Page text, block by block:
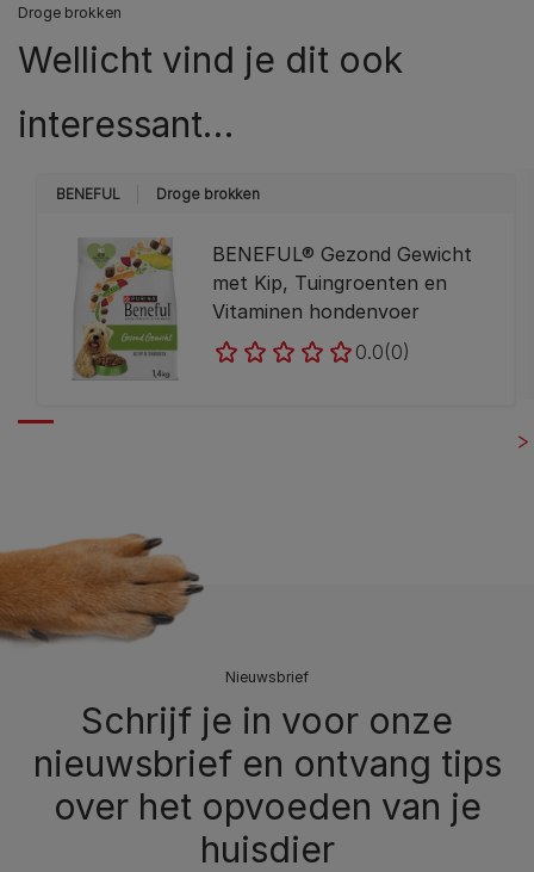
Droge brokken
Wellicht vind je dit ook
interessant…
BENEFUL Droge brokken
BENEFUL® Gezond Gewicht
met Kip, Tuingroenten en
Vitaminen hondenvoer
0.0(0)
Nieuwsbrief
Schrijf je in voor onze
nieuwsbrief en ontvang tips
over het opvoeden van je
huisdier